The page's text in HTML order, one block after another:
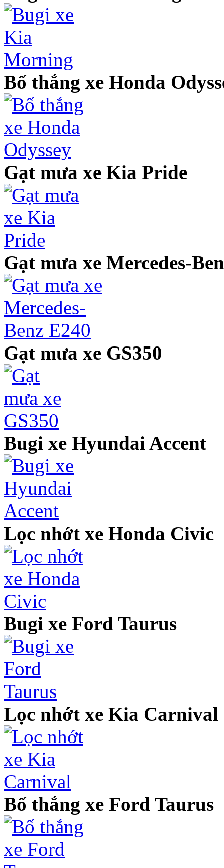
Bố thắng xe Honda
Gạt mưa xe Kia Pride
Gạt mưa xe Mercedes-
Gạt mưa xe GS350
Bugi xe Hyundai Accent
Lọc nhớt xe Honda Civic
Bugi xe Ford Taurus
Lọc nhớt xe Kia Carnival
Bố thắng xe Ford Taurus